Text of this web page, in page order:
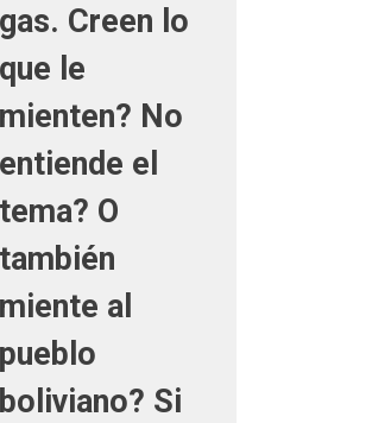
gas. Creen lo
que le
mienten? No
entiende el
tema? O
también
miente al
pueblo
boliviano? Si